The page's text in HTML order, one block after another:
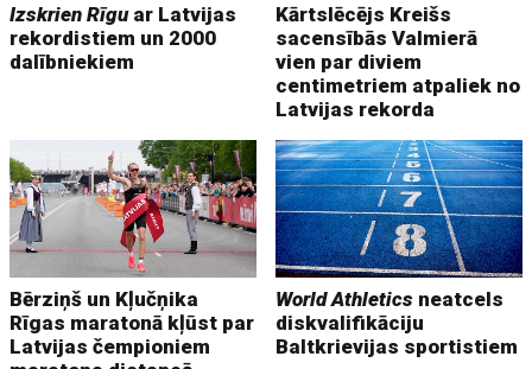
Izskrien Rīguar Latvijas
rekordistiem un 2000
dalībniekiem
Kārtslēcējs Kreišs
sacensībās Valmierā
vien par diviem
centimetriem atpaliek no
Latvijas rekorda
Bērziņš un Kļučņika
Rīgas maratonā kļūst par
Latvijas čempioniem
World Athletics neatcels
diskvalifikāciju
Baltkrievijas sportistiem